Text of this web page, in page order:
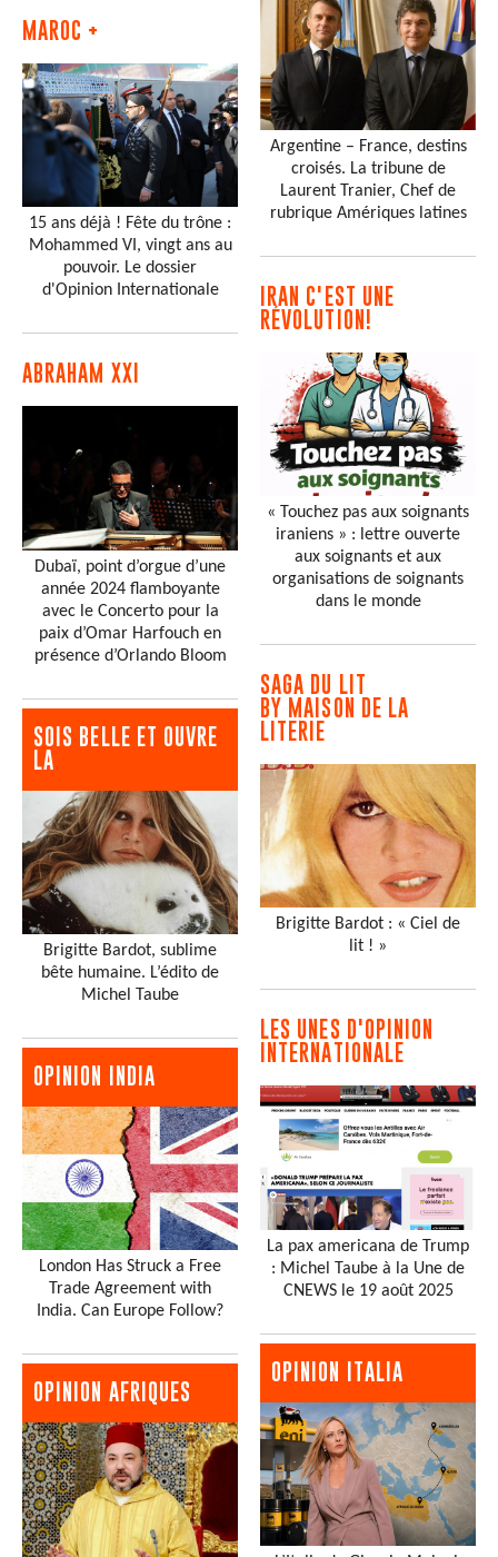
MAROC +
15 ans déjà ! Fête du trône :
Mohammed VI, vingt ans au
pouvoir. Le dossier
d'Opinion Internationale
ABRAHAM XXI
Dubaï, point d’orgue d’une
année 2024 flamboyante
avec le Concerto pour la
paix d’Omar Harfouch en
présence d’Orlando Bloom
SOIS BELLE ET OUVRE
LA
Brigitte Bardot, sublime
bête humaine. L’édito de
Michel Taube
OPINION INDIA
London Has Struck a Free
Trade Agreement with
India. Can Europe Follow?
OPINION AFRIQUES
Argentine – France, destins
croisés. La tribune de
Laurent Tranier, Chef de
rubrique Amériques latines
IRAN C'EST UNE
RÉVOLUTION!
« Touchez pas aux soignants
iraniens » : lettre ouverte
aux soignants et aux
organisations de soignants
dans le monde
SAGA DU LIT
BY MAISON DE LA
LITERIE
Brigitte Bardot : « Ciel de
lit ! »
LES UNES D'OPINION
INTERNATIONALE
La pax americana de Trump
: Michel Taube à la Une de
CNEWS le 19 août 2025
OPINION ITALIA